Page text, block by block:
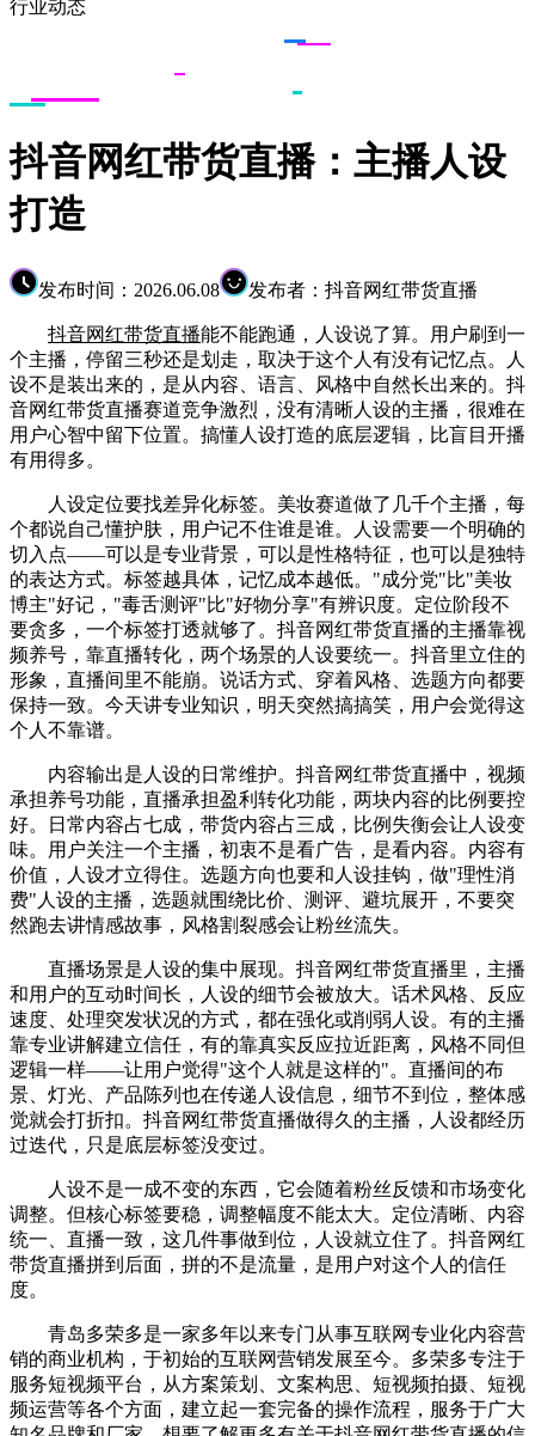
行业动态
抖音网红带货直播：主播人设
打造
发布时间：2026.06.08 发布者：抖音网红带货直播
抖音网红带货直播能不能跑通，人设说了算。用户刷到一
个主播，停留三秒还是划走，取决于这个人有没有记忆点。人
设不是装出来的，是从内容、语言、风格中自然长出来的。抖
音网红带货直播赛道竞争激烈，没有清晰人设的主播，很难在
用户心智中留下位置。搞懂人设打造的底层逻辑，比盲目开播
有用得多。
人设定位要找差异化标签。美妆赛道做了几千个主播，每
个都说自己懂护肤，用户记不住谁是谁。人设需要一个明确的
切入点——可以是专业背景，可以是性格特征，也可以是独特
的表达方式。标签越具体，记忆成本越低。"成分党"比"美妆
博主"好记，"毒舌测评"比"好物分享"有辨识度。定位阶段不
要贪多，一个标签打透就够了。抖音网红带货直播的主播靠视
频养号，靠直播转化，两个场景的人设要统一。抖音里立住的
形象，直播间里不能崩。说话方式、穿着风格、选题方向都要
保持一致。今天讲专业知识，明天突然搞搞笑，用户会觉得这
个人不靠谱。
内容输出是人设的日常维护。抖音网红带货直播中，视频
承担养号功能，直播承担盈利转化功能，两块内容的比例要控
好。日常内容占七成，带货内容占三成，比例失衡会让人设变
味。用户关注一个主播，初衷不是看广告，是看内容。内容有
价值，人设才立得住。选题方向也要和人设挂钩，做"理性消
费"人设的主播，选题就围绕比价、测评、避坑展开，不要突
然跑去讲情感故事，风格割裂感会让粉丝流失。
直播场景是人设的集中展现。抖音网红带货直播里，主播
和用户的互动时间长，人设的细节会被放大。话术风格、反应
速度、处理突发状况的方式，都在强化或削弱人设。有的主播
靠专业讲解建立信任，有的靠真实反应拉近距离，风格不同但
逻辑一样——让用户觉得"这个人就是这样的"。直播间的布
景、灯光、产品陈列也在传递人设信息，细节不到位，整体感
觉就会打折扣。抖音网红带货直播做得久的主播，人设都经历
过迭代，只是底层标签没变过。
人设不是一成不变的东西，它会随着粉丝反馈和市场变化
调整。但核心标签要稳，调整幅度不能太大。定位清晰、内容
统一、直播一致，这几件事做到位，人设就立住了。抖音网红
带货直播拼到后面，拼的不是流量，是用户对这个人的信任
度。
青岛多荣多是一家多年以来专门从事互联网专业化内容营
销的商业机构，于初始的互联网营销发展至今。多荣多专注于
服务短视频平台，从方案策划、文案构思、短视频拍摄、短视
频运营等各个方面，建立起一套完备的操作流程，服务于广大